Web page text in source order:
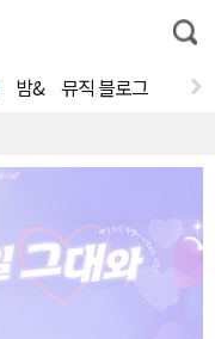
통
합
밤& 뮤직 블로그